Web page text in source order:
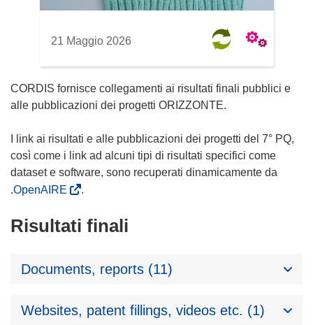
21 Maggio 2026
CORDIS fornisce collegamenti ai risultati finali pubblici e
alle pubblicazioni dei progetti ORIZZONTE.
I link ai risultati e alle pubblicazioni dei progetti del 7° PQ,
così come i link ad alcuni tipi di risultati specifici come
dataset e software, sono recuperati dinamicamente da
.OpenAIRE
.
Risultati finali
Documents, reports (11)
Websites, patent fillings, videos etc. (1)